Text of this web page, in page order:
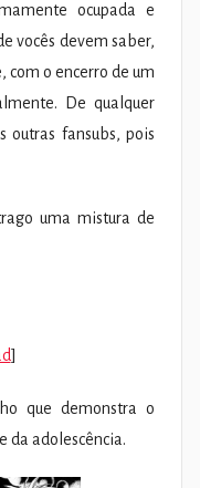
ocupada e
vocês devem saber,
com o encerro de um
De qualquer
outras fansubs, pois
uma mistura de
]
que demonstra o
da adolescência.